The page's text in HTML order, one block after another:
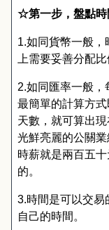
☆第一步，盤點時
1.如同貨幣一般 ，
上需要妥善分配比
2.如同匯率一般 ，
最簡單的計算方
天數 ， 就可算出
光鮮亮麗的公關業
時薪就是兩百五
的。
3.時間是可以交易
自己的時間 。